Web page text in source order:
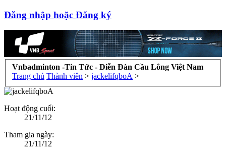
Đăng nhập hoặc Đăng ký
Vnbadminton -Tin Tức - Diễn Đàn Cầu Lông Việt Nam
Trang chủ Thành viên > jackelifqboA >
Hoạt động cuối:
21/11/12
Tham gia ngày:
21/11/12